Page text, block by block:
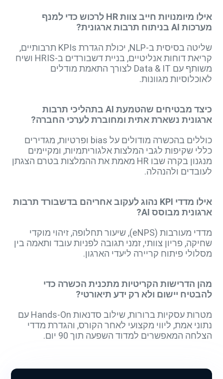
אילו מיומנויות חייב צוות HR לרכוש כדי למנף
מערכות AI בניתוח תרבות ארגונית?
שליטה בסיסית ב-NLP, יכולת הגדרת KPIs תרבותיים,
קריאת דוחות אנליטיים, בניית דשבורדים ב-HRIS ושיח
משותף עם Data & IT לצורך התאמת מודלים
לאוכלוסיות מגוונות.
כיצד מבטיחים שהטמעת AI בתהליכי תרבות
ארגונית נשארת אתית ומחוברת לערכי החברה?
כוללים בהכשרה מודולים על bias ופרטיות, מגדירים
כללי שקיפות לגבי המלצות אלגוריתמיות, ומקיימים
מנגנון בקרה שבו HR מאמת את ההמלצות בטרם הצגתן
לעובדים ולהנהלה.
אילו מדדי KPI נהוג לעקוב אחריהם בדשבורד תרבות
ארגונית מבוסס AI?
מדדי מעורבות (eNPS), שיעור תחלופה, זיהוי מוקדי
שחיקה, פריון צוותי, זמני תגובה לפניות עובד ותאמה בין
מסלולי פיתוח קריירה ליעדי הארגון.
מהן הדרישות הקריטיות מתכנית הכשרה כדי
להבטיח יישום ולא רק ידע תיאורטי?
מטרות עסקיות ברורות, שילוב סדנאות Hands-On עם
נתוני אמת, ליווי מקצועי לאחר הקורס, והגדרת מדדי
הצלחה המאפשרים למדוד השפעה תוך 90 יום.